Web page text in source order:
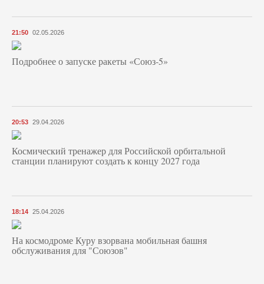
21:50 02.05.2026
Подробнее о запуске ракеты «Союз‑5»
20:53 29.04.2026
Космический тренажер для Российской орбитальной
станции планируют создать к концу 2027 года
18:14 25.04.2026
На космодроме Куру взорвана мобильная башня
обслуживания для "Союзов"